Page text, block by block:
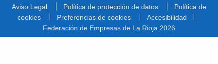
Aviso Legal Política de protección de datos
Política de
cookies
Preferencias de cookies
Accesibilidad
Federación de Empresas de La Rioja 2026